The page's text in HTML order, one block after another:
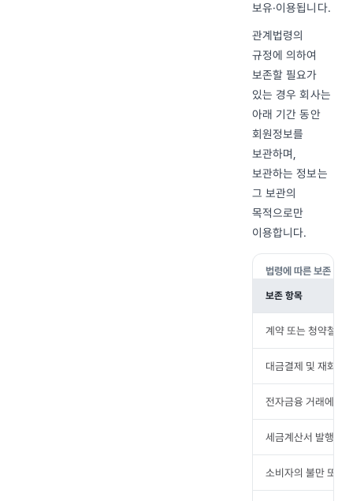
보유·이용됩니다.
관계법령의
규정에 의하여
보존할 필요가
있는 경우 회사는
아래 기간 동안
회원정보를
보관하며,
보관하는 정보는
그 보관의
목적으로만
이용합니다.
법령에 따른 보존 항목
보존 항목
계약 또는 청약철회
대금결제 및 재화 등
전자금융 거래에 관
세금계산서 발행에
소비자의 불만 또는